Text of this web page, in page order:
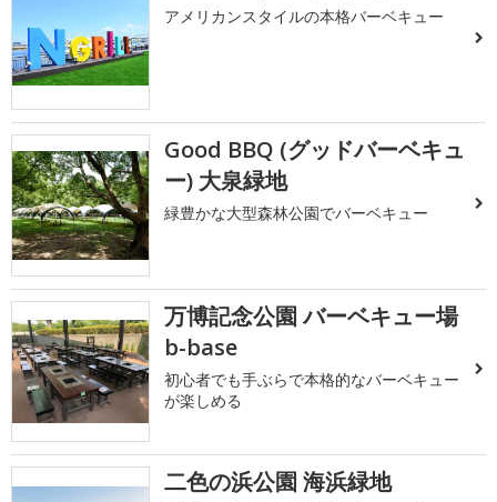
アメリカンスタイルの本格バーベキュー
Good BBQ (グッドバーベキュ
ー) 大泉緑地
緑豊かな大型森林公園でバーベキュー
万博記念公園 バーベキュー場
b-base
初心者でも手ぶらで本格的なバーベキュー
が楽しめる
二色の浜公園 海浜緑地